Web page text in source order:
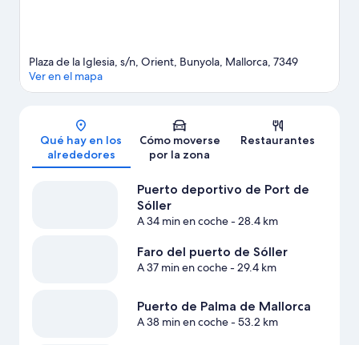
Mapa
Plaza de la Iglesia, s/n, Orient, Bunyola, Mallorca, 7349
Ver en el mapa
Qué hay en los
alrededores
Cómo moverse
por la zona
Restaurantes
Puerto deportivo de Port de
Sóller
A 34 min en coche- 28.4 km
Faro del puerto de Sóller
A 37 min en coche- 29.4 km
Puerto de Palma de Mallorca
A 38 min en coche- 53.2 km